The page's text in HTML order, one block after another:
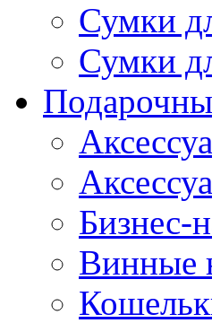
Сумки
Сумки
Бизнес-
Винные